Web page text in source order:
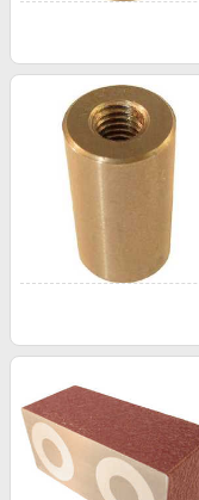
家電・PC・スマホ・カ
スポーツ・アウトドア
インテリア・寝具
ペット・花・DIY・車
旅行・レジャー・ホテ
生活・お役立ち
金融・マネー・保険
楽天サービス特集
旅行特集
お中元特集2026
わくわく夏特集
とことん買い物チャレン
Apple公式サイト×楽天